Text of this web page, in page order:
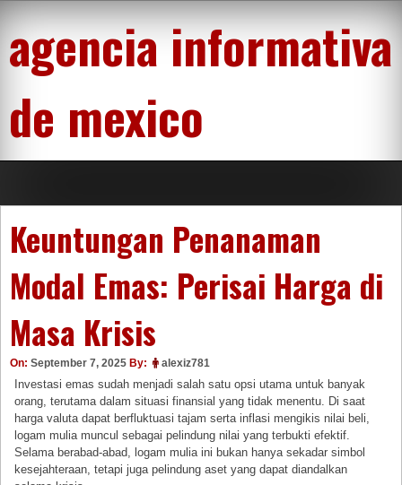
content
agencia informativa
de mexico
Keuntungan Penanaman
Modal Emas: Perisai Harga di
Masa Krisis
On: September 7, 2025 By: alexiz781
Investasi emas sudah menjadi salah satu opsi utama untuk banyak
orang, terutama dalam situasi finansial yang tidak menentu. Di saat
harga valuta dapat berfluktuasi tajam serta inflasi mengikis nilai beli,
logam mulia muncul sebagai pelindung nilai yang terbukti efektif.
Selama berabad-abad, logam mulia ini bukan hanya sekadar simbol
kesejahteraan, tetapi juga pelindung aset yang dapat diandalkan